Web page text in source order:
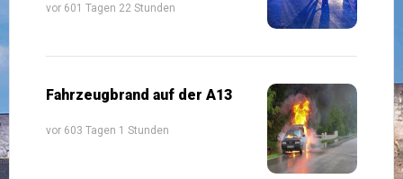
vor 601 Tagen 22 Stunden
Fahrzeugbrand auf der A13
vor 603 Tagen 1 Stunden